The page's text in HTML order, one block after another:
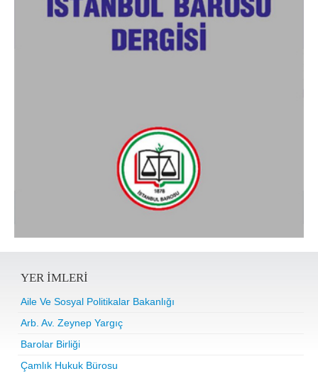
YER IMLERI
Aile Ve Sosyal Politikalar Bakanlığı
Arb. Av. Zeynep Yargıç
Barolar Birliği
Çamlık Hukuk Bürosu